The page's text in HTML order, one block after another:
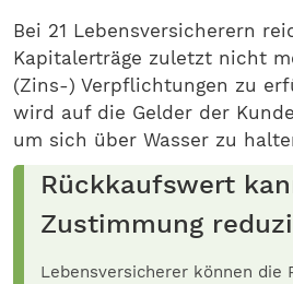
Bei 21 Lebensversicherern
Kapitalerträge zuletzt nicht
(Zins-) Verpflichtungen zu
wird auf die Gelder der
um sich über Wasser zu
Rückkaufswert
Zustimmung
Lebensversicherer können die